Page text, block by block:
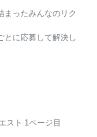
まったみんなのリク
とに応募して解決し
スト 1ページ目